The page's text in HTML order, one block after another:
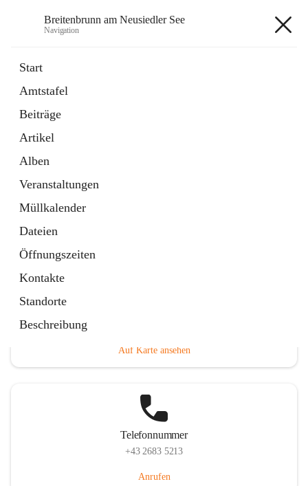
Breitenbrunn am Neusiedler See
Navigation
Start
Amtstafel
Beiträge
Artikel
Alben
Veranstaltungen
Müllkalender
Dateien
Öffnungszeiten
Kontakte
Standorte
Beschreibung
18 Schnellzugriffe
Gemeindeservice
Auf Karte ansehen
Telefonnummer
+43 2683 5213
Anrufen